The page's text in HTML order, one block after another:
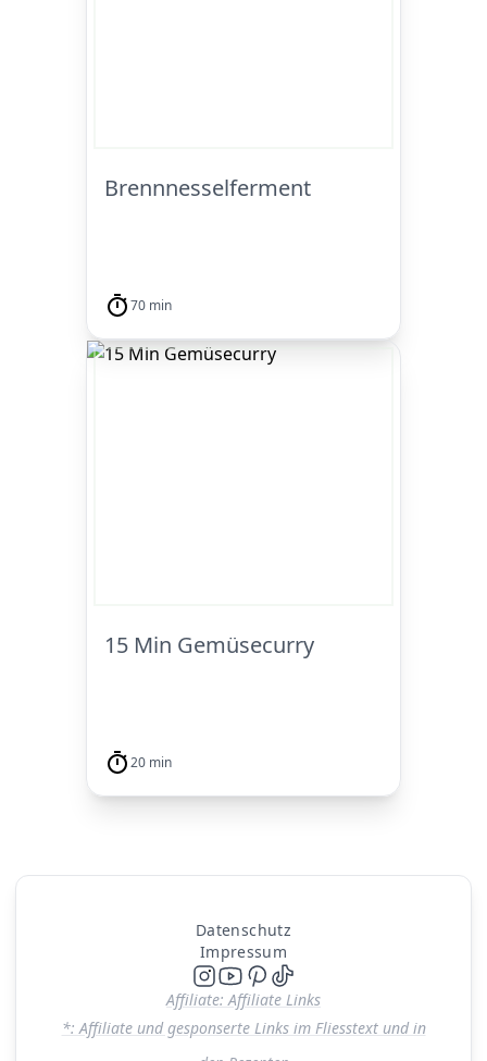
Brennnesselferment
70 min
15 Min Gemüsecurry
20 min
Datenschutz
Impressum
Affiliate: Affiliate Links
*: Affiliate und gesponserte Links im Fliesstext und in